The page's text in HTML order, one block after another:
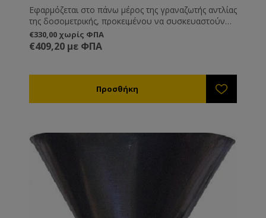
Εφαρμόζεται στο πάνω μέρος της γραναζωτής αντλίας
της δοσομετρικής, προκειμένου να συσκευαστούν
μικρές ποσότητες υλικών. Ιδανικό για συσκευασία
βασιλικού πολτού.
€330,00 χωρίς ΦΠΑ
€409,20 με ΦΠΑ